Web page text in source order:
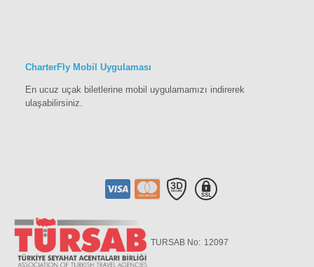
CharterFly Mobil Uygulaması
En ucuz uçak biletlerine mobil uygulamamızı indirerek
ulaşabilirsiniz.
TURSAB No: 12097